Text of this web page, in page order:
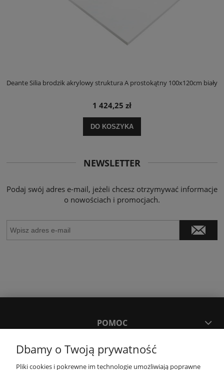
Deante Silia brodzik akrylowy struktura A prostokątny 100x120cm biały
1 424,25 zł
DO KOSZYKA
NEWSLETTER
Podaj swój adres e-mail, jeżeli chcesz otrzymywać informacje
o nowościach i promocjach.
POMOC
MOJE KONTO
Dbamy o Twoją prywatność
Pliki cookies i pokrewne im technologie umożliwiają poprawne